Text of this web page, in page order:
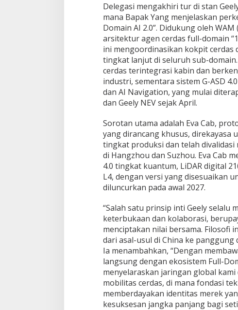
Delegasi mengakhiri tur di stan
mana Bapak Yang menjelaskan
Domain AI 2.0”. Didukung oleh
arsitektur agen cerdas full-domain
ini mengoordinasikan kokpit cerdas
tingkat lanjut di seluruh sub-
cerdas terintegrasi kabin dan
industri, sementara sistem G-ASD
dan AI Navigation, yang mulai
dan Geely NEV sejak April.
Sorotan utama adalah Eva Cab,
yang dirancang khusus, direkayasa
tingkat produksi dan telah divalidasi
di Hangzhou dan Suzhou. Eva Cab
4.0 tingkat kuantum, LiDAR digital
L4, dengan versi yang disesuaikan
diluncurkan pada awal 2027.
“Salah satu prinsip inti Geely selalu
keterbukaan dan kolaborasi,
menciptakan nilai bersama. Filosofi
dari asal-usul di China ke panggung
Ia menambahkan, “Dengan
langsung dengan ekosistem Full-
menyelaraskan jaringan global
mobilitas cerdas, di mana fondasi
memberdayakan identitas merek
kesuksesan jangka panjang bagi